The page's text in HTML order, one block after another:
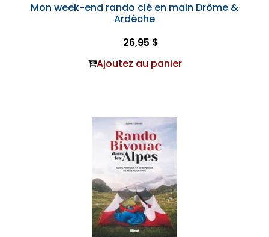
Mon week-end rando clé en main Drôme &
Ardèche
26,95 $
Ajoutez au panier